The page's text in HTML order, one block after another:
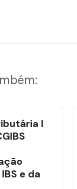
l
e da